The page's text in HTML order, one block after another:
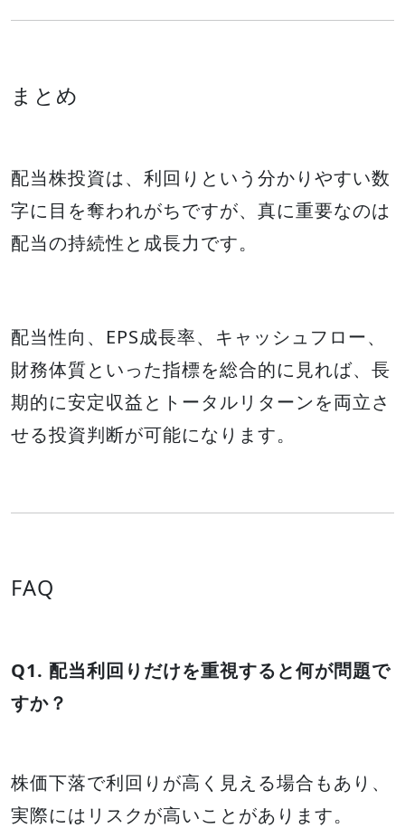
まとめ
配当株投資は、利回りという分かりやすい数
字に目を奪われがちですが、真に重要なのは
配当の持続性と成長力です。
配当性向、EPS成長率、キャッシュフロー、
財務体質といった指標を総合的に見れば、長
期的に安定収益とトータルリターンを両立さ
せる投資判断が可能になります。
FAQ
Q1. 配当利回りだけを重視すると何が問題で
すか？
株価下落で利回りが高く見える場合もあり、
実際にはリスクが高いことがあります。